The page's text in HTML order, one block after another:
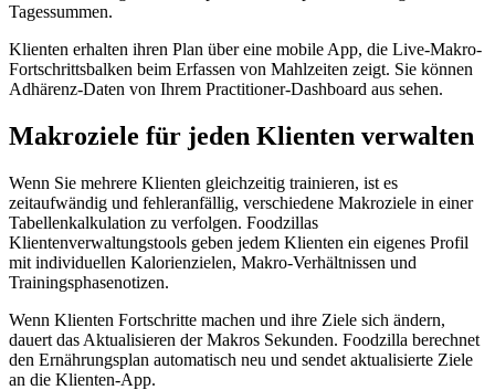
Tagessummen.
Klienten erhalten ihren Plan über eine mobile App, die Live-Makro-
Fortschrittsbalken beim Erfassen von Mahlzeiten zeigt. Sie können
Adhärenz-Daten von Ihrem Practitioner-Dashboard aus sehen.
Makroziele für jeden Klienten verwalten
Wenn Sie mehrere Klienten gleichzeitig trainieren, ist es
zeitaufwändig und fehleranfällig, verschiedene Makroziele in einer
Tabellenkalkulation zu verfolgen. Foodzillas
Klientenverwaltungstools geben jedem Klienten ein eigenes Profil
mit individuellen Kalorienzielen, Makro-Verhältnissen und
Trainingsphasenotizen.
Wenn Klienten Fortschritte machen und ihre Ziele sich ändern,
dauert das Aktualisieren der Makros Sekunden. Foodzilla berechnet
den Ernährungsplan automatisch neu und sendet aktualisierte Ziele
an die Klienten-App.